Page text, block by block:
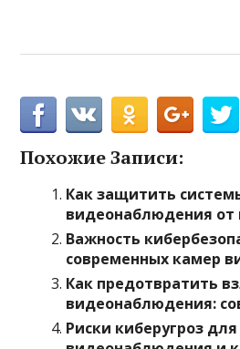
Похожие Записи:
Как защитить
видеонаблюдения от
Важность
современных камер
Как предотвратить
видеонаблюдения:
Риски киберугроз